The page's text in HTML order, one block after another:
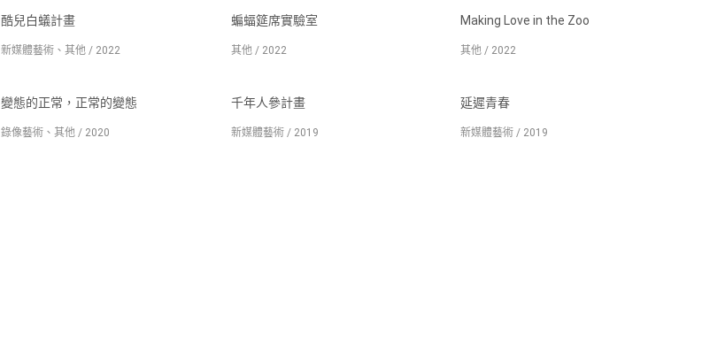
酷兒白蟻計畫
新媒體藝術、其他 / 2022
蝙蝠筵席實驗室
其他 / 2022
Making Love in the Zoo
其他 / 2022
變態的正常，正常的變態
錄像藝術、其他 / 2020
千年人參計畫
新媒體藝術 / 2019
延遲青春
新媒體藝術 / 2019